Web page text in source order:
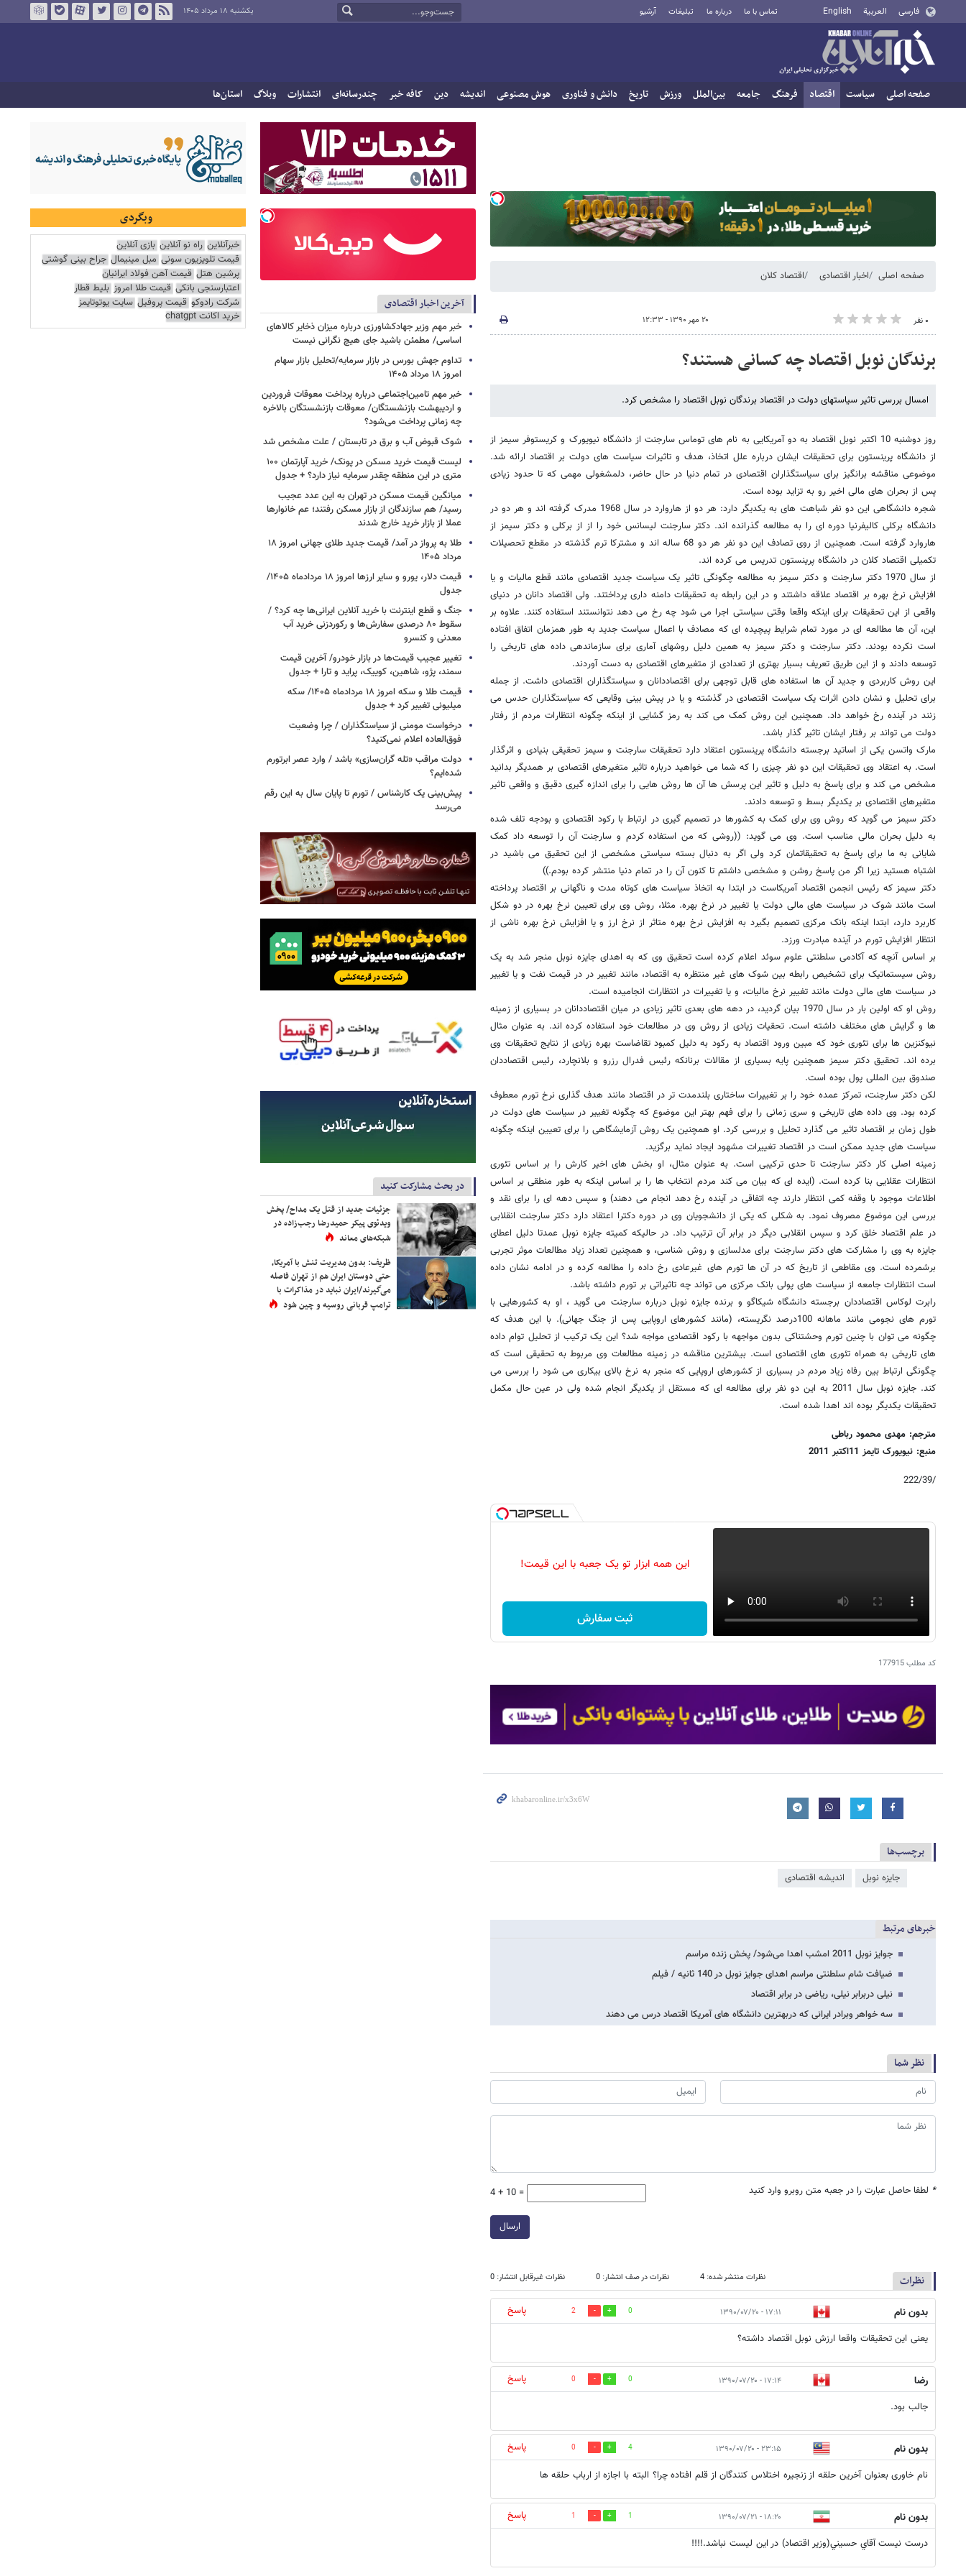
فارسی العربية English تماس با ما درباره ما تبلیغات آرشیو یکشنبه ۱۸ مرداد ۱۴۰۵
صفحه اصلی سیاست اقتصاد فرهنگ جامعه بین‌الملل ورزش تاریخ دانش و فناوری هوش مصنوعی اندیشه دین کافه خبر چندرسانه‌ای انتشارات وبلاگ استان‌ها
صفحه اصلی اخبار اقتصادی اقتصاد کلان
۰ نفر ۲۰ مهر ۱۳۹۰ - ۱۲:۳۳
برندگان نوبل اقتصاد چه کسانی هستند؟
امسال بررسی تاثیر سیاستهای دولت در اقتصاد برندگان نوبل اقتصاد را مشخص کرد.
روز دوشنبه 10 اکتبر نوبل اقتصاد به دو آمریکایی به نام های توماس سارجنت از دانشگاه نیویورک و کریستوفر سیمز از
از دانشگاه پرینستون برای تحقیقات ایشان درباره علل اتخاذ، هدف و تاثیرات سیاست های دولت بر اقتصاد ارائه شد.
موضوعی مناقشه برانگیز برای سیاستگذاران اقتصادی در تمام دنیا در حال حاضر، دلمشغولی مهمی که تا حدود زیادی
پس از بحران های مالی اخیر رو به تزاید بوده است.
شجره دانشگاهی این دو نفر شباهت های به یکدیگر دارد: هر دو از هاروارد در سال 1968 مدرک گرفته اند و هر دو در
دانشگاه برکلی کالیفرنیا دوره ای را به مطالعه گذرانده اند. دکتر سارجنت لیسانس خود را از از برکلی و دکتر سیمز از
هاروارد گرفته است. همچنین از روی تصادف این دو نفر هر دو 68 ساله اند و مشترکا ترم گذشته در مقطع تحصیلات
تکمیلی اقتصاد کلان در دانشگاه پرینستون تدریس می کرده اند.
از سال 1970 دکتر سارجنت و دکتر سیمز به مطالعه چگونگی تاثیر یک سیاست جدید اقتصادی مانند قطع مالیات و یا
افزایش نرخ بهره بر اقتصاد علاقه داشتند و در این رابطه به تحقیقات دامنه داری پرداختند. ولی اقتصاد دانان در دنیای
واقعی از این تحقیقات برای اینکه واقعا وقتی سیاستی اجرا می شود چه رخ می دهد نتوانستند استفاده کنند. علاوه بر
این، آن ها مطالعه ای در مورد تمام شرایط پیچیده ای که مصادف با اعمال سیاست جدید به طور همزمان اتفاق افتاده
است نکرده بودند. دکتر سارجنت و دکتر سیمز به همین دلیل روشهای آماری برای سازماندهی داده های تاریخی را
توسعه دادند و از این طریق تعریف بسیار بهتری از تعدادی از متغیرهای اقتصادی به دست آوردند.
این روش کاربردی و جدید آن ها استفاده های قابل توجهی برای اقتصاددانان و سیاستگذاران اقتصادی داشت. از جمله
برای تحلیل و نشان دادن اثرات یک سیاست اقتصادی در گذشته و یا در پیش بینی وقایعی که سیاستگذاران حدس می
زنند در آینده رخ خواهد داد. همچنین این روش کمک می کند به رمز گشایی از اینکه چگونه انتظارات مردم از رفتار
دولت می تواند بر رفتار ایشان تاثیر گذار باشد.
مارک واتسن یکی از اساتید برجسته دانشگاه پرینستون اعتقاد دارد تحقیقات سارجنت و سیمز تحقیقی بنیادی و اثرگذار
است. به اعتقاد وی تحقیقات این دو نفر چیزی را که شما می خواهید درباره تاثیر متغیرهای اقتصادی بر همدیگر بدانید
مشخص می کند و برای پاسخ به دلیل و تاثیر این پرسش ها آن ها روش هایی را برای اندازه گیری دقیق و واقعی تاثیر
متغیرهای اقتصادی بر یکدیگر بسط و توسعه دادند.
دکتر سیمز می گوید که روش وی برای کمک به کشورها در تصمیم گیری در ارتباط با رکود اقتصادی و بودجه تلف شده
به دلیل بحران مالی مناسب است. وی می گوید: ((روشی که من استفاده کردم و سارجنت آن را توسعه داد کمک
شایانی به ما برای پاسخ به تحقیقاتمان کرد ولی اگر به دنبال بسته سیاستی مشخصی از این تحقیق می باشید در
اشتباه هستید زیرا اگر من پاسخ روشن و مشخصی داشتم تا کنون آن را در تمام دنیا منتشر کرده بودم.))
دکتر سیمز که رئیس انجمن اقتصاد آمریکاست در ابتدا به اتخاذ سیاست های کوتاه مدت و ناگهانی بر اقتصاد پرداخته
است مانند شوک در سیاست های مالی دولت یا تغییر در نرخ بهره. مثلا، روش وی برای تعیین نرخ بهره در دو شکل
کاربرد دارد، ابتدا اینکه بانک مرکزی تصمیم بگیرد به افزایش نرخ بهره متاثر از نرخ ارز و یا افزایش نرخ بهره ناشی از
انتظار افزایش تورم در آینده مبادرت ورزد.
بر اساس آنچه که آکادمی سلطنتی علوم سوئد اعلام کرده است تحقیق وی که به اهدای جایزه نوبل منجر شد به یک
روش سیستماتیک برای تشخیص رابطه بین شوک های غیر منتظره به اقتصاد، مانند تغییر در در قیمت نفت و یا تغییر
در سیاست های مالی دولت مانند تغییر نرخ مالیات، و یا تغییرات در انتظارات انجامیده است.
روش او که اولین بار در سال 1970 بیان گردید، در دهه های بعدی تاثیر زیادی در میان اقتصاددانان در بسیاری از زمینه
ها و گرایش های مختلف داشته است. تحقیات زیادی از روش وی در مطالعات خود استفاده کرده اند. به عنوان مثال
نیوکنزین ها برای تئوری خود که مبین ورود اقتصاد به رکود به دلیل کمبود تقاضاست بهره زیادی از نتایج تحقیقات وی
برده اند. تحقیق دکتر سیمز همچنین پایه بسیاری از مقالات برنانکه رئیس فدرال رزرو و بلانچارد، رئیس اقتصاددان
صندوق بین المللی پول بوده است.
لکن دکتر سارجنت، تمرکز عمده خود را بر تغییرات ساختاری بلندمدت تر در اقتصاد مانند هدف گذاری نرخ تورم معطوف
کرده بود. وی داده های تاریخی و سری زمانی را برای فهم بهتر این موضوع که چگونه تغییر در سیاست های دولت در
طول زمان بر اقتصاد تاثیر می گذارد تحلیل و بررسی کرد. او همچنین یک روش آزمایشگاهی را برای تعیین اینکه چگونه
سیاست های جدید ممکن است در اقتصاد تغییرات مشهود ایجاد نماید برگزید.
زمینه اصلی کار دکتر سارجنت تا حدی ترکیبی است. به عنوان مثال، او بخش های اخیر کارش را بر اساس تئوری
انتظارات عقلایی بنا کرده است. (ایده ای که بیان می کند مردم انتخاب ها را بر اساس اینکه به طور منطقی بر اساس
اطلاعات موجود با وقفه کمی انتظار دارند چه اتفاقی در آینده رخ دهد انجام می دهند) و سپس دهه ای را برای نقد و
بررسی این موضوع مصروف نمود. به شکلی که یکی از دانشجویان وی در دوره دکترا اعتقاد دارد دکتر سارجنت انقلابی
در علم اقتصاد خلق کرد و سپس انقلابی دیگر در برابر آن ترتیب داد. در حالیکه کمیته جایزه نوبل عمدتا دلیل اعطای
جایزه به وی را مشارکت های دکتر سارجنت برای مدلسازی و روش شناسی، و همچنین تعداد زیاد مطالعات موثر تجربی
برشمرده است. وی مقاطعی از تاریخ که در آن ها تورم های غیرعادی رخ داده را مطالعه کرده و در ادامه نشان داده
است انتظارات جامعه از سیاست های پولی بانک مرکزی می تواند چه تاثیراتی بر تورم داشته باشد.
رابرت لوکاس اقتصاددان برجسته دانشگاه شیکاگو و برنده جایزه نوبل درباره سارجنت می گوید ، او به کشورهایی با
تورم های نجومی مانند ماهانه 100درصد نگریسته، (مانند کشورهای اروپایی پس از جنگ جهانی). با این هدف که
چگونه می توان با چنین تورم وحشتناکی بدون مواجهه با رکود اقتصادی مواجه شد؟ این یک ترکیب از تحلیل توام داده
های تاریخی به همراه تئوری های اقتصادی است. بیشترین مناقشه در زمینه مطالعات وی مربوط به تحقیقی است که
چگونگی ارتباط بین رفاه زیاد مردم در بسیاری از کشورهای اروپایی که منجر به نرخ بالای بیکاری می شود را بررسی می
کند. جایزه نوبل سال 2011 به این دو نفر برای مطالعه ای که مستقل از یکدیگر انجام شده ولی در عین حال مکمل
تحقیقات یکدیگر بوده اند اهدا شده است.
مترجم: مهدی محمود رباطی
منبع: نیویورک تایمز 11اکتبر 2011
/222/39
این همه ابزار تو یک جعبه با این قیمت!
ثبت سفارش
کد مطلب177915
برچسب‌ها
جایزه نوبل اندیشه اقتصادی
خبرهای مرتبط
جوایز نوبل 2011 امشب اهدا می‌شود/ پخش زنده مراسم
ضیافت شام سلطنتی مراسم اهدای جوایز نوبل در 140 ثانیه / فیلم
نیلی دربرابر نیلی، ریاضی در برابر اقتصاد
سه خواهر وبرادر ایرانی که دربهترین دانشگاه های آمریکا اقتصاد درس می دهند
نظر شما
* لطفا حاصل عبارت را در جعبه متن روبرو وارد کنید 4 + 10 =
ارسال
نظرات نظرات منتشر شده: 4 نظرات در صف انتشار: 0 نظرات غیرقابل انتشار: 0
بدون نام ۱۷:۱۱ - ۱۳۹۰/۰۷/۲۰ 0
2
پاسخ
یعنی این تحقیقات واقعا ارزش نوبل اقتصاد داشته؟
رضا ۱۷:۱۴ - ۱۳۹۰/۰۷/۲۰ 0
0
پاسخ
جالب بود.
بدون نام ۲۳:۱۵ - ۱۳۹۰/۰۷/۲۰ 4
0
پاسخ
نام خاوری بعنوان آخرین حلقه از زنجیره اختلاس کنندگان از قلم افتاده چرا؟ البته با اجازه از ارباب حلقه ها
بدون نام ۱۸:۲۰ - ۱۳۹۰/۰۷/۲۱ 1
1
پاسخ
درست نيست آقاي حسيني(وزير اقتصاد) در اين ليست نباشد.!!!!
آخرین اخبار اقتصادی
خبر مهم وزیر جهادکشاورزی درباره میزان ذخایر کالاهای
اساسی/ مطمئن باشید جای هیچ نگرانی نیست
تداوم جهش بورس در بازار سرمایه/تحلیل بازار سهام
امروز ۱۸ مرداد ۱۴۰۵
خبر مهم تامین‌اجتماعی درباره پرداخت معوقات فروردین
و اردیبهشت بازنشستگان/ معوقات بازنشستگان بالاخره
چه زمانی پرداخت می‌شود؟
شوک قبوض آب و برق در تابستان / علت مشخص شد
لیست قیمت خرید مسکن در پونک/ خرید آپارتمان ۱۰۰
متری در این منطقه چقدر سرمایه نیاز دارد؟ + جدول
میانگین قیمت مسکن در تهران به این عدد عجیب
رسید/ هم سازندگان از بازار مسکن رفتند؛ عم خانوارها
عملا از بازار خرید خارج شدند
طلا به پرواز در آمد/ قیمت جدید طلای جهانی امروز ۱۸
مرداد ۱۴۰۵
قیمت دلار، یورو و سایر ارزها امروز ۱۸ مردادماه ۱۴۰۵/
جدول
جنگ و قطع اینترنت با خرید آنلاین ایرانی‌ها چه کرد؟ /
سقوط ۸۰ درصدی سفارش‌ها و رکوردزنی خرید آب
معدنی و کنسرو
تغییر عجیب قیمت‌ها در بازار خودرو/ آخرین قیمت
سمند، پژو، شاهین، کوییک، پراید و تارا + جدول
قیمت طلا و سکه امروز ۱۸ مردادماه ۱۴۰۵/ سکه
میلیونی تغییر کرد + جدول
درخواست مومنی از سیاستگذاران / چرا وضعیت
فوق‌العاده اعلام نمی‌کنید؟
دولت مراقب «تله گران‌سازی» باشد / وارد عصر ابرتورم
شده‌ایم؟
پیش‌بینی یک کارشناس / تورم تا پایان سال به این رقم
می‌رسد
در بحث مشارکت کنید
جزئیات جدید از قتل یک مداح/ پخش
ویدئوی پیکر حمیدرضا رجب‌زاده در
شبکه‌های معاند
ظریف: بدون مدیریت تنش با آمریکا،
حتی دوستان ایران هم از تهران فاصله
می‌گیرند/ایران نباید در مذاکرات با
ترامپ قربانی روسیه و چین شود
وبگردی
خبرآنلاین راه نو آنلاین بازی آنلاین
قیمت تلویزیون سونی مبل مینیمال جراح بینی گوشتی
پرشین هتل قیمت آهن فولاد ایرانیان
اعتبارسنجی بانکی قیمت طلا امروز بلیط قطار
شرکت رادوکو قیمت پروفیل سایت یوتوتایمز
خرید اکانت chatgpt